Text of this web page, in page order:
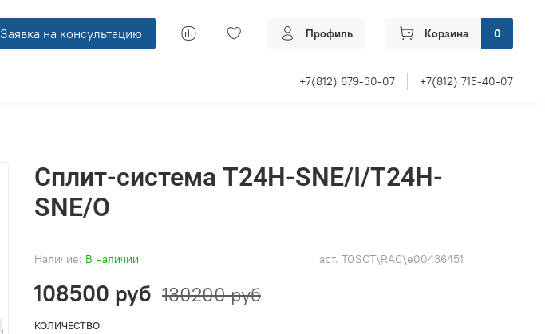
Заявка на консультацию Профиль Корзина 0
+7(812) 679-30-07 +7(812) 715-40-07
арт. TOSOT\RAC\e00436451
Наличие: В наличии
Сплит-система T24H-SNE/I/T24H-
SNE/O
108500 руб 130200 руб
КОЛИЧЕСТВО